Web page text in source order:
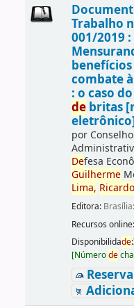
Trabalho
001/2019 :
benefícios
combate
: o caso
debritas
por Conselho
Defesa
Guilherme
Lima, Ricardo
Editora:
Recursos online:
Disponibilidade:
[Númerode